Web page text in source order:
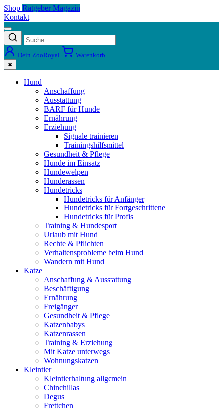
Shop Ratgeber Magazin
Kontakt
Dein ZooRoyal Warenkorb
✖
Hund
Anschaffung
Ausstattung
BARF für Hunde
Ernährung
Erziehung
Signale trainieren
Trainingshilfsmittel
Gesundheit & Pflege
Hunde im Einsatz
Hundewelpen
Hunderassen
Hundetricks
Hundetricks für Anfänger
Hundetricks für Fortgeschrittene
Hundetricks für Profis
Training & Hundesport
Urlaub mit Hund
Rechte & Pflichten
Verhaltensprobleme beim Hund
Wandern mit Hund
Katze
Anschaffung & Ausstattung
Beschäftigung
Ernährung
Freigänger
Gesundheit & Pflege
Katzenbabys
Katzenrassen
Training & Erziehung
Mit Katze unterwegs
Wohnungskatzen
Kleintier
Kleintierhaltung allgemein
Chinchillas
Degus
Frettchen